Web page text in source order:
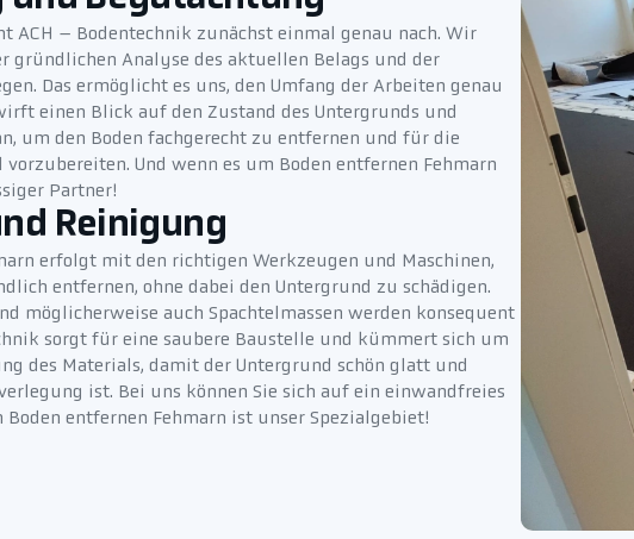
ACH – Bodentechnik zunächst einmal genau nach. Wir
gründlichen Analyse des aktuellen Belags und der
Das ermöglicht es uns, den Umfang der Arbeiten genau
einen Blick auf den Zustand des Untergrunds und
um den Boden fachgerecht zu entfernen und für die
Und wenn es um Boden entfernen Fehmarn
Partner!
Reinigung
erfolgt mit den richtigen Werkzeugen und Maschinen,
entfernen, ohne dabei den Untergrund zu schädigen.
möglicherweise auch Spachtelmassen werden konsequent
sorgt für eine saubere Baustelle und kümmert sich um
des Materials, damit der Untergrund schön glatt und
ist. Bei uns können Sie sich auf ein einwandfreies
Boden entfernen Fehmarn ist unser Spezialgebiet!